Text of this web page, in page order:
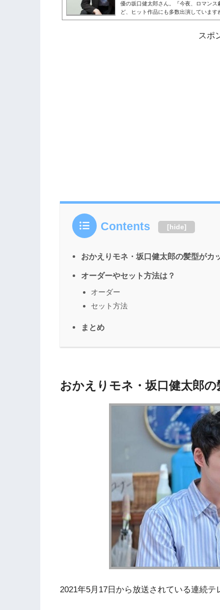
優の坂口健太郎さん。『今夜、ロマン
ど、ヒット作品にも多数出演していま
て、ネット上では「演技下手？」とい
口健太郎さんの演技力や評判について
スポ
Contents [hide]
おかえりモネ・坂口健太郎の髪型がカ
オーダーやセット方法は？
オーダー
セット方法
まとめ
おかえりモネ・坂口健太郎
2021年5月17日から放送されている連続